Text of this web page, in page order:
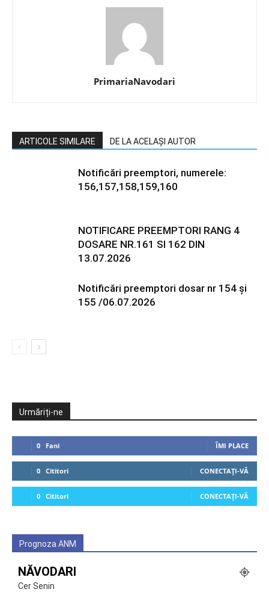
PrimariaNavodari
ARTICOLE SIMILARE DE LA ACELAȘI AUTOR
Notificări preemptori, numerele:
156,157,158,159,160
NOTIFICARE PREEMPTORI RANG 4
DOSARE NR.161 SI 162 DIN
13.07.2026
Notificări preemptori dosar nr 154 și
155 /06.07.2026
Urmăriți-ne
0 Fani ÎMI PLACE
0 Cititori CONECTAȚI-VĂ
0 Cititori CONECTAȚI-VĂ
Prognoza ANM
NĂVODARI
Cer Senin